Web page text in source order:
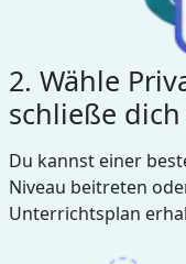
2. Wähle
schließe
Du kannst einer
Niveau beitreten
Unterrichtsplan